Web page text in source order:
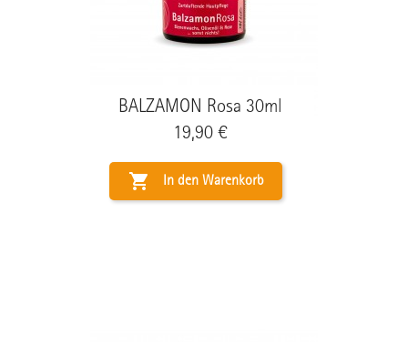
BALZAMON Rosa 30ml
Preis
19,90 €
 In den Warenkorb